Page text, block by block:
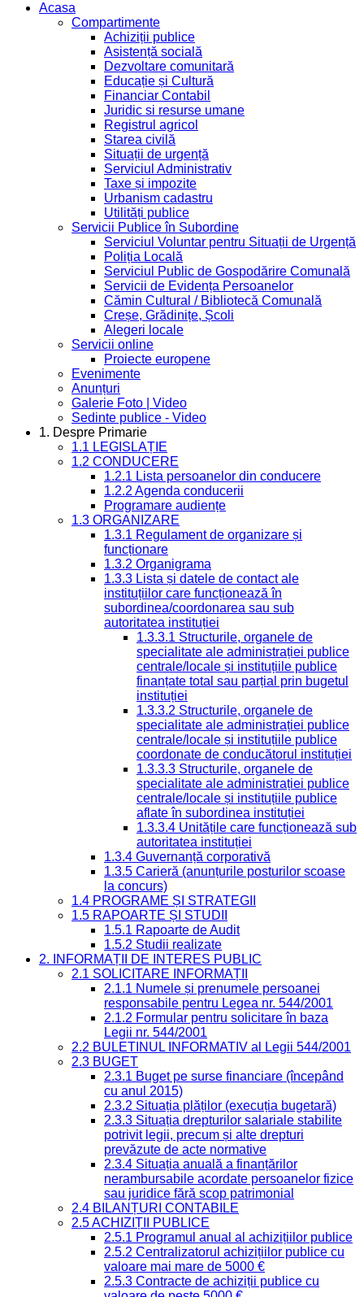
Acasa
Compartimente
Achiziții publice
Asistență socială
Dezvoltare comunitară
Educație și Cultură
Financiar Contabil
Juridic si resurse umane
Registrul agricol
Starea civilă
Situații de urgență
Serviciul Administrativ
Taxe și impozite
Urbanism cadastru
Utilități publice
Servicii Publice în Subordine
Serviciul Voluntar pentru Situații de Urgență
Poliția Locală
Serviciul Public de Gospodărire Comunală
Servicii de Evidența Persoanelor
Cămin Cultural / Bibliotecă Comunală
Creșe, Grădinițe, Școli
Alegeri locale
Servicii online
Proiecte europene
Evenimente
Anunțuri
Galerie Foto | Video
Sedinte publice - Video
1. Despre Primarie
1.1 LEGISLAȚIE
1.2 CONDUCERE
1.2.1 Lista persoanelor din conducere
1.2.2 Agenda conducerii
Programare audiențe
1.3 ORGANIZARE
1.3.1 Regulament de organizare și
funcționare
1.3.2 Organigrama
1.3.3 Lista și datele de contact ale
instituțiilor care funcționează în
subordinea/coordonarea sau sub
autoritatea instituției
1.3.3.1 Structurile, organele de
specialitate ale administrației publice
centrale/locale și instituțiile publice
finanțate total sau parțial prin bugetul
instituției
1.3.3.2 Structurile, organele de
specialitate ale administrației publice
centrale/locale și instituțiile publice
coordonate de conducătorul instituției
1.3.3.3 Structurile, organele de
specialitate ale administrației publice
centrale/locale și instituțiile publice
aflate în subordinea instituției
1.3.3.4 Unitățile care funcționează sub
autoritatea instituției
1.3.4 Guvernanță corporativă
1.3.5 Carieră (anunțurile posturilor scoase
la concurs)
1.4 PROGRAME ȘI STRATEGII
1.5 RAPOARTE ȘI STUDII
1.5.1 Rapoarte de Audit
1.5.2 Studii realizate
2. INFORMAȚII DE INTERES PUBLIC
2.1 SOLICITARE INFORMAȚII
2.1.1 Numele și prenumele persoanei
responsabile pentru Legea nr. 544/2001
2.1.2 Formular pentru solicitare în baza
Legii nr. 544/2001
2.2 BULETINUL INFORMATIV al Legii 544/2001
2.3 BUGET
2.3.1 Buget pe surse financiare (începând
cu anul 2015)
2.3.2 Situația plăților (execuția bugetară)
2.3.3 Situația drepturilor salariale stabilite
potrivit legii, precum și alte drepturi
prevăzute de acte normative
2.3.4 Situația anuală a finanțărilor
nerambursabile acordate persoanelor fizice
sau juridice fără scop patrimonial
2.4 BILANȚURI CONTABILE
2.5 ACHIZIȚII PUBLICE
2.5.1 Programul anual al achizițiilor publice
2.5.2 Centralizatorul achizițiilor publice cu
valoare mai mare de 5000 €
2.5.3 Contracte de achiziții publice cu